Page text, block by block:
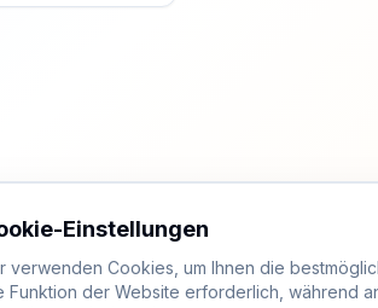
Einstellungen
verwenden Cookies, um Ihnen die
Funktion der Website erforderlich, während